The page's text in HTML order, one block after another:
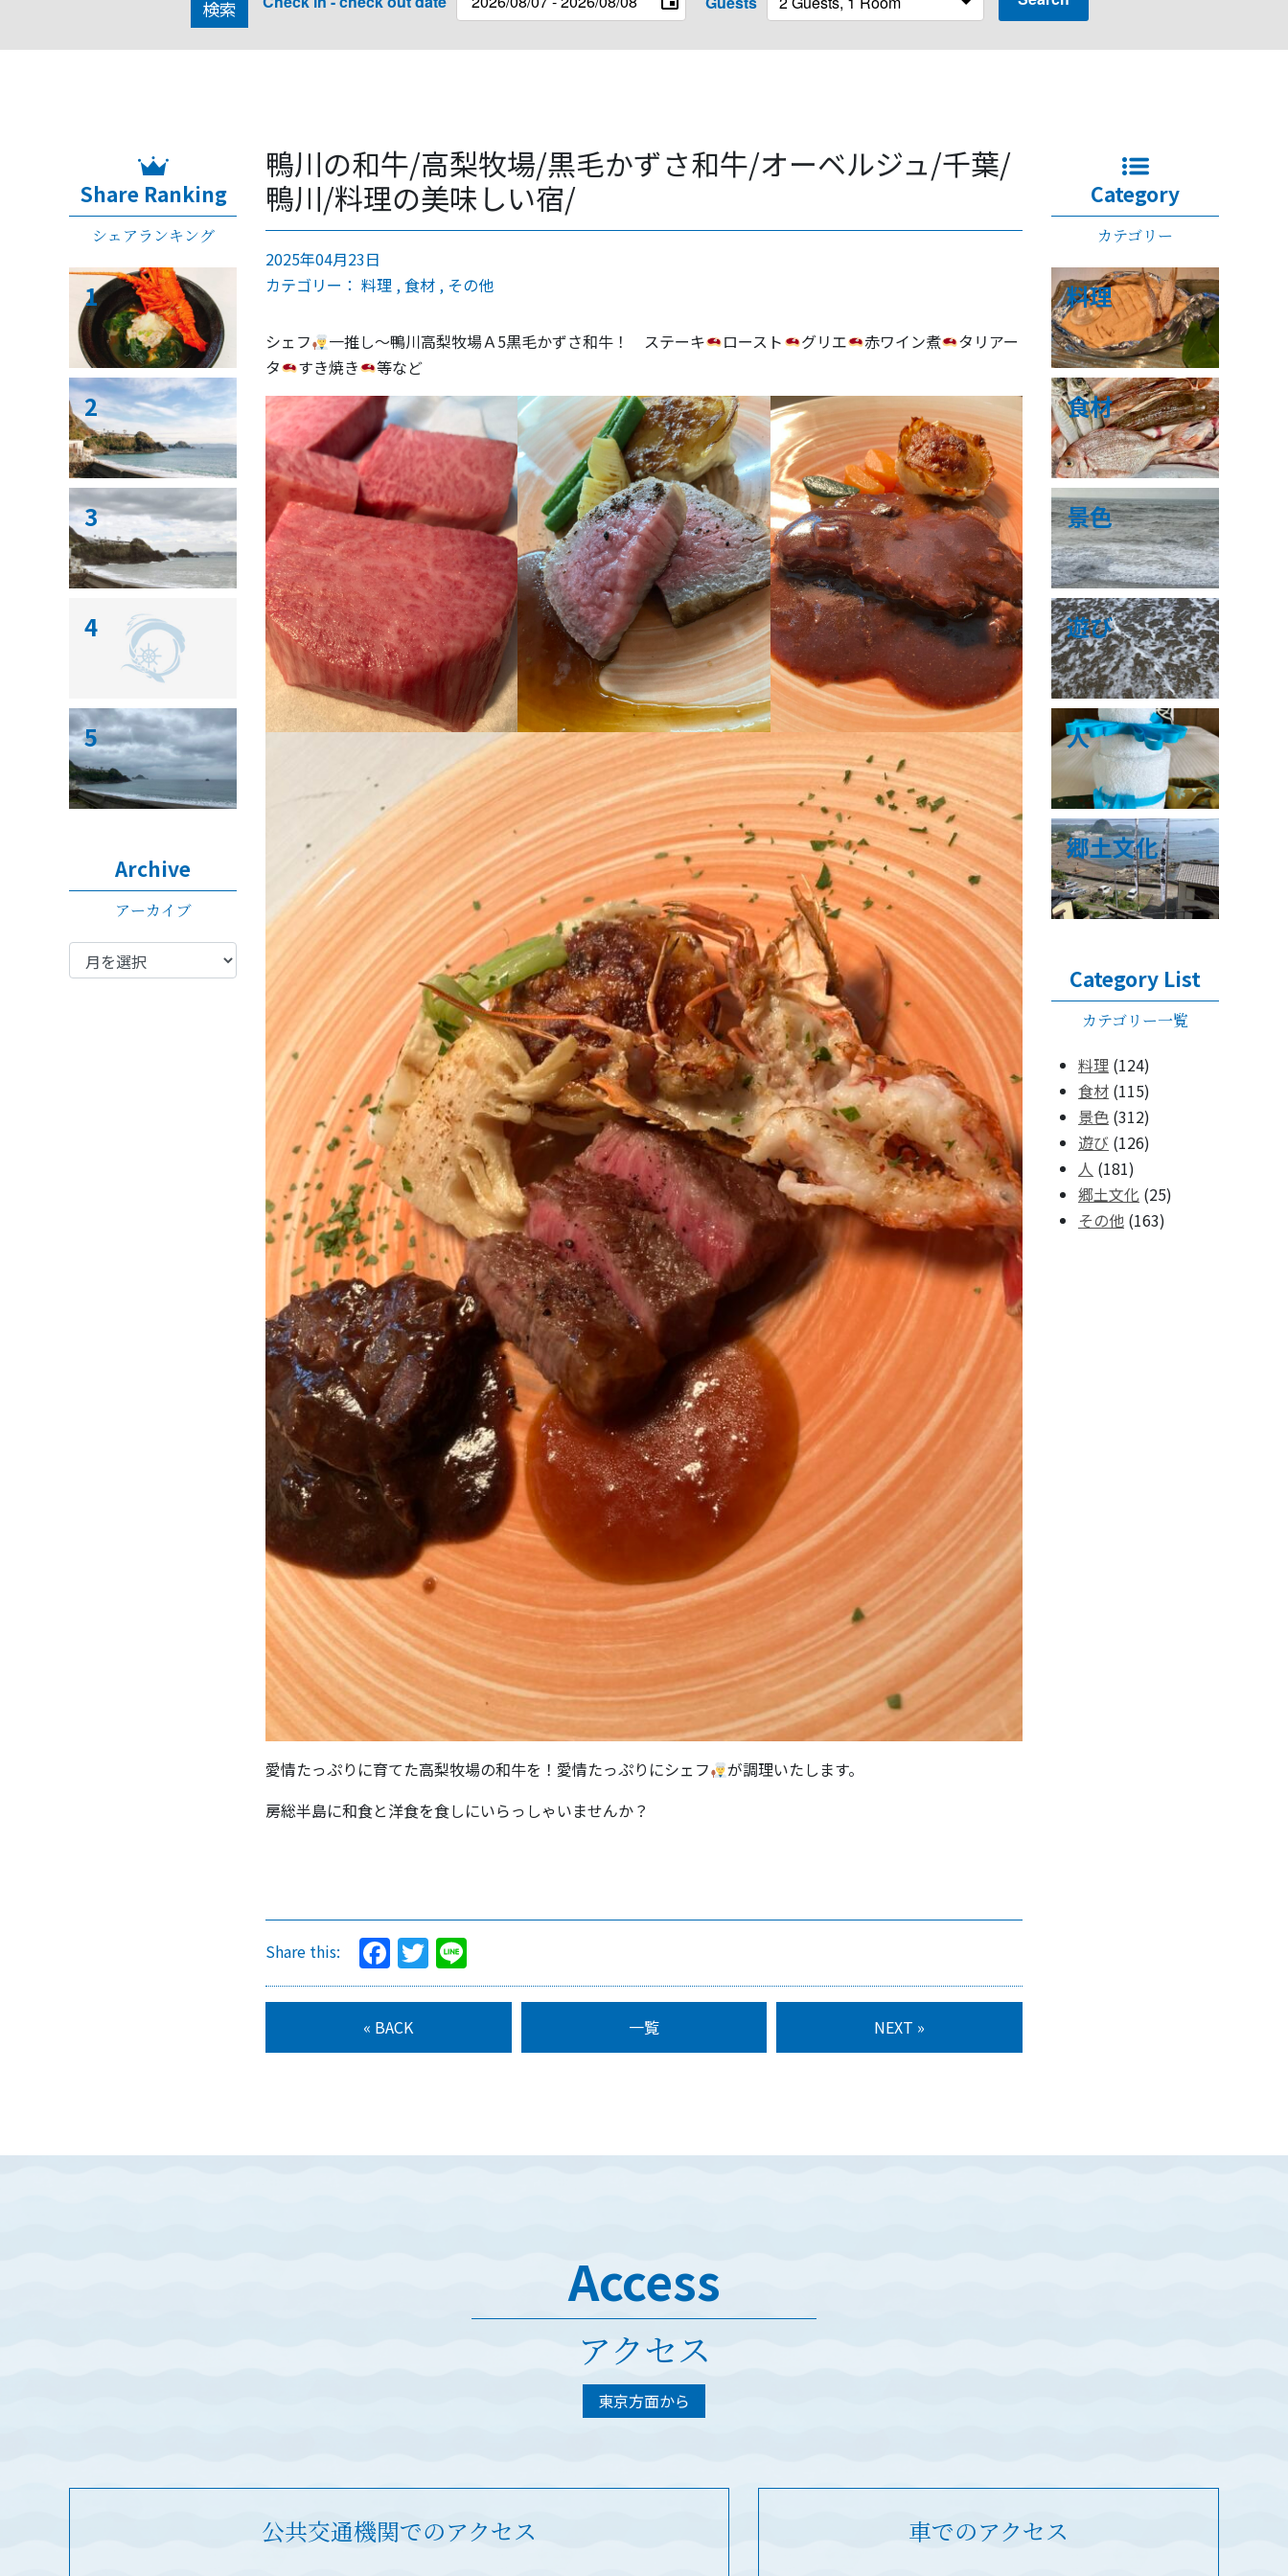
検索
鴨川の和牛/高梨牧場/黒毛かずさ和牛/オーベルジュ/千葉/
鴨川/料理の美味しい宿/
2025年04月23日
カテゴリー： 料理 食材 その他
シェフ 一推し〜鴨川高梨牧場Ａ5黒毛かずさ和牛！ ステーキ ロースト グリエ 赤ワイン煮
タリアー
タ
すき焼き 等など
愛情たっぷりに育てた高梨牧場の和牛を！愛情たっぷりにシェフ
が調理いたします。
房総半島に和食と洋食を食しにいらっしゃいませんか？
Share this: Facebook
Twitter
« BACK 一覧 NEXT »
Share Ranking
シェアランキング
1
2
3
4
5
Archive
アーカイブ
Category
カテゴリー
料理
食材
景色
遊び
人
郷土文化
Category List
カテゴリー一覧
料理 (124)
食材 (115)
景色 (312)
遊び (126)
人 (181)
郷土文化 (25)
その他 (163)
Access
アクセス
東京方面から
公共交通機関でのアクセス 車でのアクセス